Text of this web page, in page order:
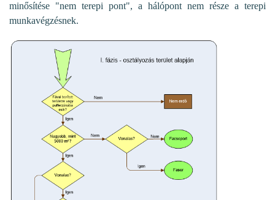
minősítése "nem terepi pont", a hálópont nem része a terepi
munkavégzésnek.